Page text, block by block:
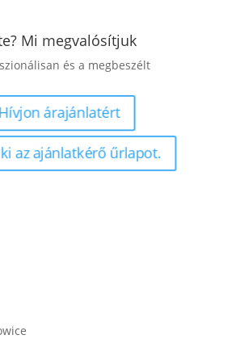
Mi megvalósítjuk
és a megbeszélt
Hívjon árajánlatért
az ajánlatkérő űrlapot.